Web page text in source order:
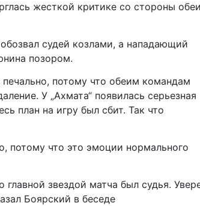
жесткой критике со стороны
судей козлами, а нападающий
позором.
потому что обеим командам
У „Ахмата“ появилась серьезная
план на игру был сбит. Так что
потому что это эмоции нормального
звездой матча был судья.
Боярский в беседе